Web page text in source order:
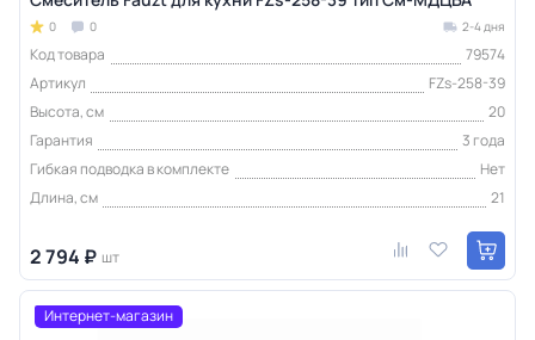
0 0 2-4 дня
Код товара
79574
Артикул
FZs-258-39
Высота, см
20
Гарантия
3 года
Гибкая подводка в комплекте
Нет
Длина, см
21
2 794 ₽ шт
Интернет-магазин